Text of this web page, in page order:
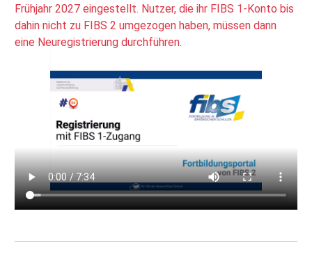
Frühjahr 2027 eingestellt. Nutzer, die ihr FIBS 1-Konto bis
dahin nicht zu FIBS 2 umgezogen haben, müssen dann
eine Neuregistrierung durchführen.